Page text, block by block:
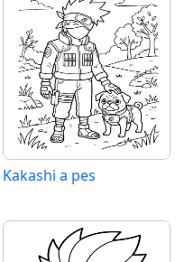
Kakashi a pes